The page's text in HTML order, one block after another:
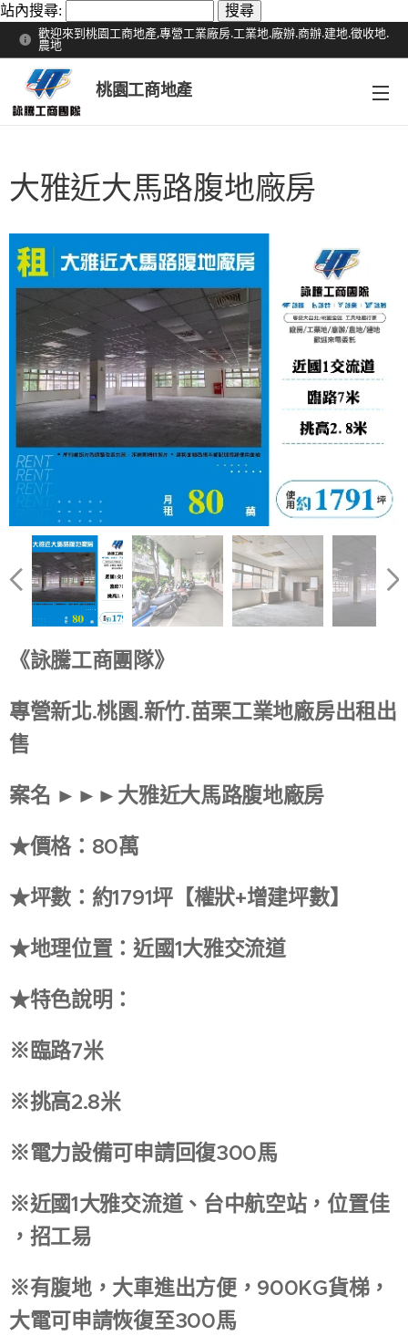
站內搜尋:
歡迎來到桃園工商地產,專營工業廠房.工業地.廠辦.商辦.建地.徵收地.
農地
桃園工商地產
大雅近大馬路腹地廠房
《詠騰工商團隊》
專營新北.桃園.新竹.苗栗工業地廠房出租出
售
案名 ►►►大雅近大馬路腹地廠房
★價格：80萬
★坪數：約1791坪【權狀+增建坪數】
★地理位置：近國1大雅交流道
★特色說明：
※臨路7米
※挑高2.8米
※電力設備可申請回復300馬
※近國1大雅交流道、台中航空站，位置佳
，招工易
※有腹地，大車進出方便，900KG貨梯，
大電可申請恢復至300馬